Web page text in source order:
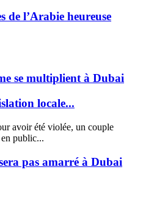
de l’Arabie heureuse
se multiplient à Dubai
locale...
avoir été violée, un couple
public...
pas amarré à Dubai